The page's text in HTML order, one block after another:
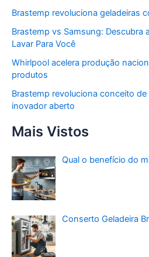
Brastemp revoluciona geladeiras
Brastemp vs Samsung: Descubra
Lavar Para Você
Whirlpool acelera produção
produtos
Brastemp revoluciona conceito
inovador aberto
Mais Vistos
Qual o benefício do
Conserto Geladeira